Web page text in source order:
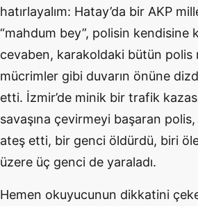
hatırlayalım: Hatay’da bir AKP
“mahdum bey”, polisin kendisine
cevaben, karakoldaki bütün polis
mücrimler gibi duvarın önüne
etti. İzmir’de minik bir trafik
savaşına çevirmeyi başaran
ateş etti, bir genci öldürdü, biri
üzere üç genci de yaraladı.
Hemen okuyucunun dikkatini